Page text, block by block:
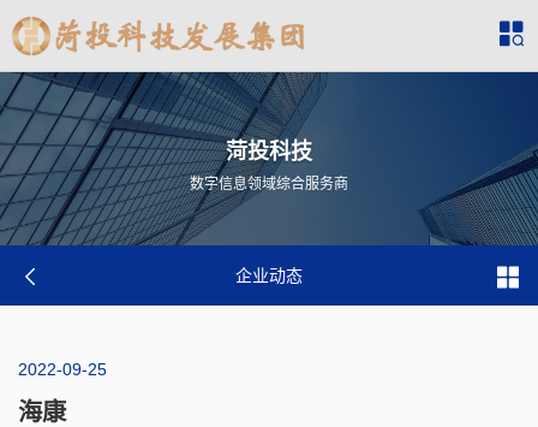
菏投科技
数字信息领域综合服务商
企业动态
2022-09-25
海康